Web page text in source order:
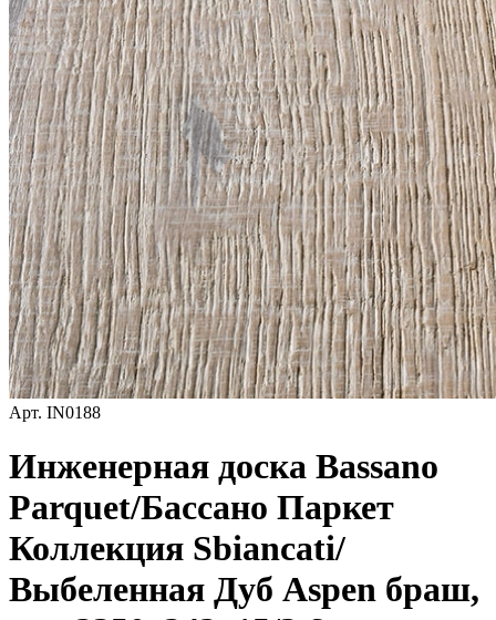
Арт. IN0188
Инженерная доска Bassano
Parquet/Бассано Паркет
Коллекция Sbiancati/
Выбеленная Дуб Aspen браш,